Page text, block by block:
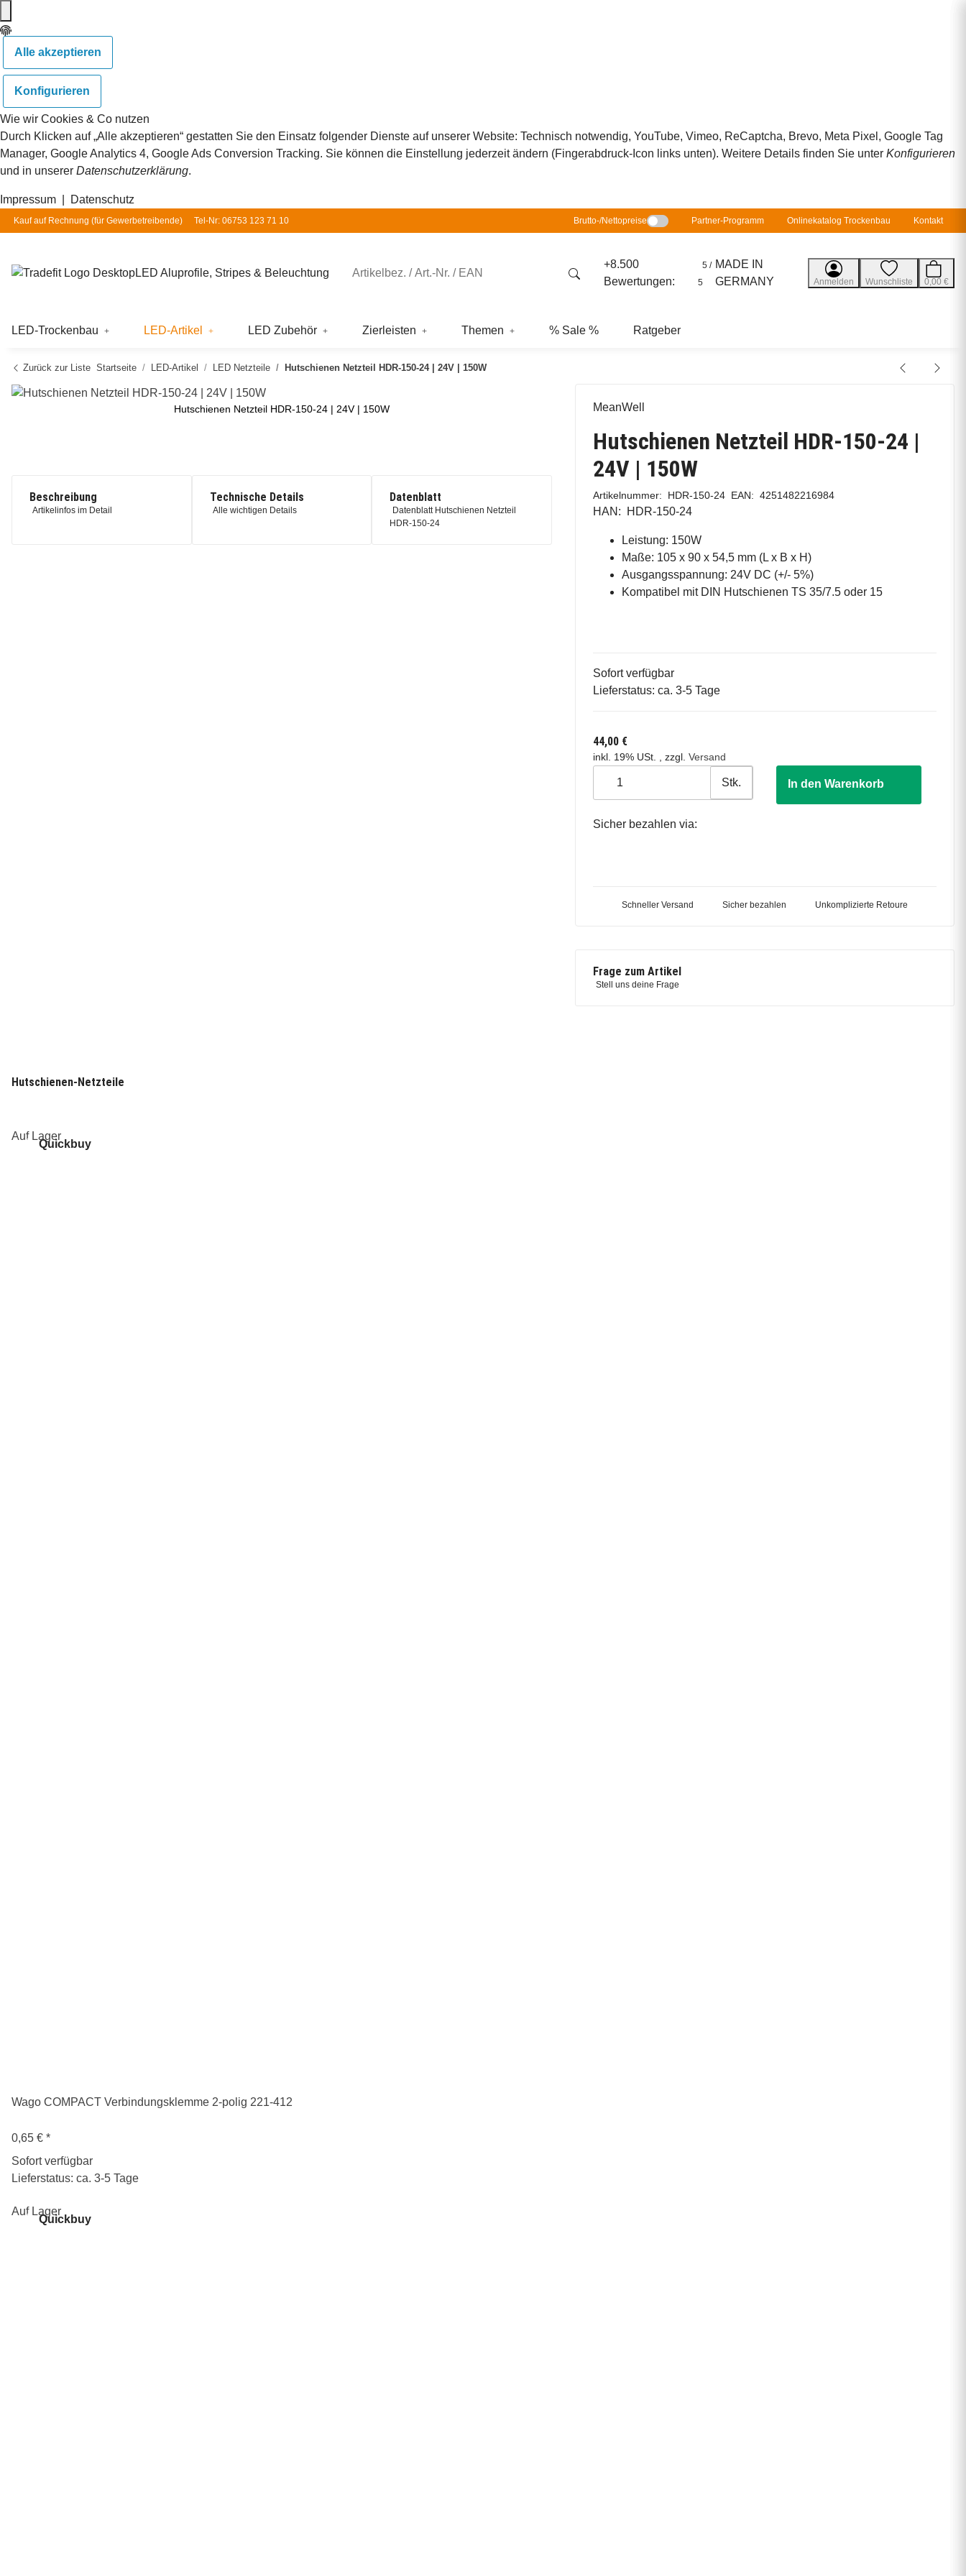
Alle akzeptieren
Konfigurieren
Wie wir Cookies & Co nutzen
Durch Klicken auf „Alle akzeptieren“ gestatten Sie den Einsatz folgender Dienste auf unserer Website: Technisch notwendig, YouTube, Vimeo, ReCaptcha, Brevo, Meta Pixel, Google Tag
Manager, Google Analytics 4, Google Ads Conversion Tracking. Sie können die Einstellung jederzeit ändern (Fingerabdruck-Icon links unten). Weitere Details finden Sie unter Konfigurieren
und in unserer Datenschutzerklärung.
Impressum Datenschutz
Kauf auf Rechnung (für Gewerbetreibende) Tel-Nr: 06753 123 71 10 Brutto-/Nettopreise Partner-Programm Onlinekatalog Trockenbau Kontakt
LED Aluprofile, Stripes & Beleuchtung
+8.500
Bewertungen:
5 /
5
MADE IN
GERMANY
Anmelden Wunschliste 0,00 €
LED-Trockenbau LED-Artikel LED Zubehör Zierleisten Themen % Sale % Ratgeber
Zurück zur Liste Startseite LED-Artikel LED Netzteile Hutschienen Netzteil HDR-150-24 | 24V | 150W
MeanWell
Hutschienen Netzteil HDR-150-24 |
24V | 150W
Artikelnummer: HDR-150-24 EAN: 4251482216984
HAN: HDR-150-24
Leistung: 150W
Maße: 105 x 90 x 54,5 mm (L x B x H)
Ausgangsspannung: 24V DC (+/- 5%)
Kompatibel mit DIN Hutschienen TS 35/7.5 oder 15
Sofort verfügbar
Lieferstatus: ca. 3-5 Tage
44,00 €
inkl. 19% USt. , zzgl. Versand
Stk. In den Warenkorb
Sicher bezahlen via:
Schneller Versand Sicher bezahlen Unkomplizierte Retoure
Frage zum Artikel
Stell uns deine Frage
Hutschienen Netzteil HDR-150-24 | 24V | 150W
Beschreibung
Artikelinfos im Detail
Technische Details
Alle wichtigen Details
Datenblatt
Datenblatt Hutschienen Netzteil
HDR-150-24
Hutschienen-Netzteile
Quickbuy
Auf Lager
Wago COMPACT Verbindungsklemme 2-polig 221-412
0,65 € *
Sofort verfügbar
Lieferstatus: ca. 3-5 Tage
Quickbuy
Auf Lager